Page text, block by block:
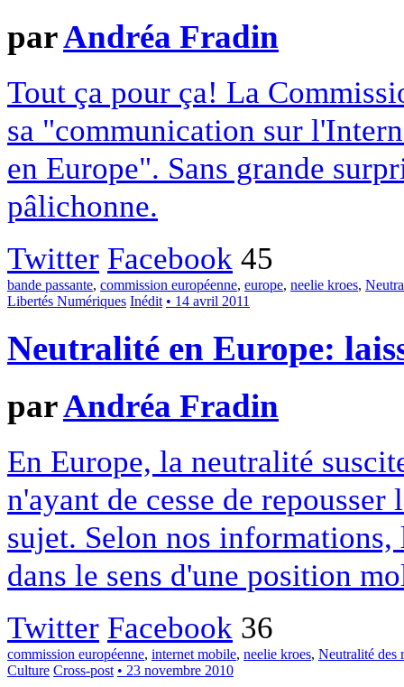
parAndréa Fradin
Tout ça pour ça! La
sa "communication sur
en Europe". Sans grande
pâlichonne.
Twitter Facebook 45
bande passante, commission européenne, europe, neelie kroes,
Libertés Numériques Inédit • 14 avril 2011
Neutralité en Europe:
parAndréa Fradin
En Europe, la neutralité
n'ayant de cesse de
sujet. Selon nos
dans le sens d'une position
Twitter Facebook 36
commission européenne, internet mobile, neelie kroes, Neutralité des
Culture Cross-post • 23 novembre 2010